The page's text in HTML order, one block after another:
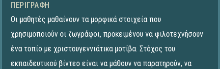
ΠΕΡΙΓΡΑΦΉ
Οι μαθητές μαθαίνουν τα μορφικά στοιχεία που
χρησιμοποιούν οι ζωγράφοι, προκειμένου να φιλοτεχνήσουν
ένα τοπίο με χριστουγεννιάτικα μοτίβα. Στόχος του
εκπαιδευτικού βίντεο είναι να μάθουν να παρατηρούν, να